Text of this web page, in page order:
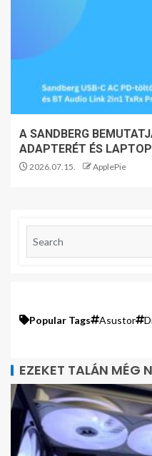
A SANDBERG
ADAPTERÉT ÉS
2026.07.15. ApplePie
Popular Tags Asustor
EZEKET TALÁN MÉG